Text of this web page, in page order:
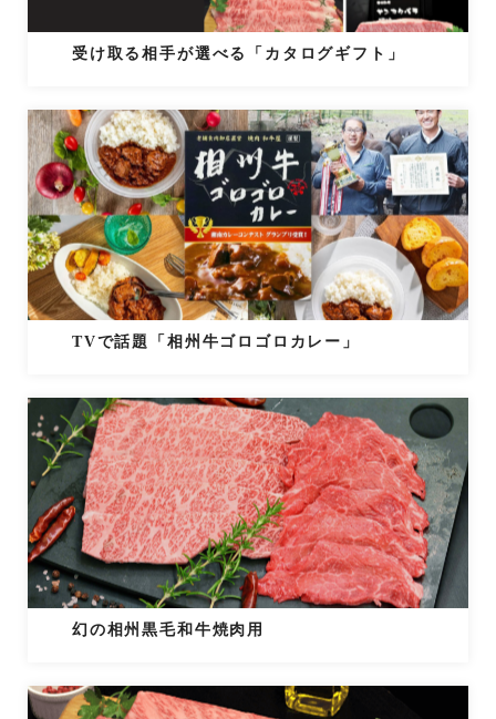
受け取る相手が選べる「カタログギフト」
TVで話題「相州牛ゴロゴロカレー」
幻の相州黒毛和牛焼肉用